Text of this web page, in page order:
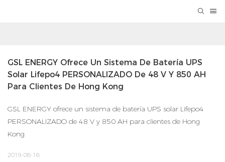
GSL ENERGY Ofrece Un Sistema De Batería UPS
Solar Lifepo4 PERSONALIZADO De 48 V Y 850 AH
Para Clientes De Hong Kong
GSL ENERGY ofrece un sistema de batería UPS solar Lifepo4
PERSONALIZADO de 48 V y 850 AH para clientes de Hong
Kong
2019-08-18